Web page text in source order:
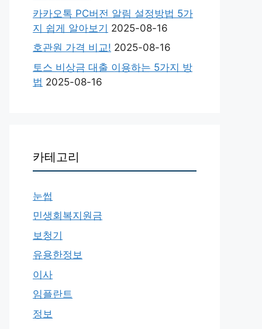
카카오톡 PC버전 알림 설정방법 5가
지 쉽게 알아보기 2025-08-16
호관원 가격 비교! 2025-08-16
토스 비상금 대출 이용하는 5가지 방
법 2025-08-16
카테고리
눈썹
민생회복지원금
보청기
유용한정보
이사
임플란트
정보